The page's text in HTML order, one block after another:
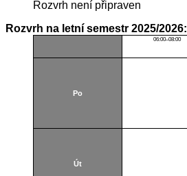
Rozvrh není připraven
Rozvrh na letní semestr 2025/2026:
06:00–08:00
Po
Út